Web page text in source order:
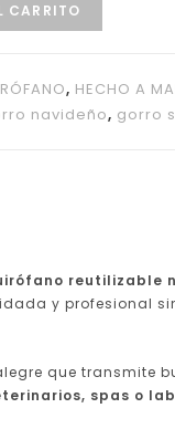
CARRITO
, HECHO A
navideño, gorro
reutilizable
y profesional
que transmite
spas o